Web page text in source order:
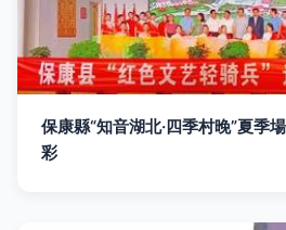
保康縣“知音湖北·四季村晚”夏季
彩